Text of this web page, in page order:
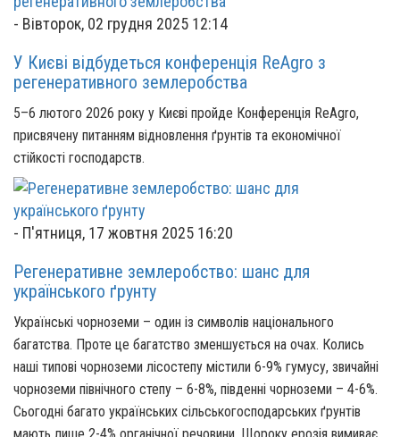
- Вівторок, 02 грудня 2025 12:14
У Києві відбудеться конференція ReAgro з
регенеративного землеробства
5–6 лютого 2026 року у Києві пройде Конференція ReAgro,
присвячену питанням відновлення ґрунтів та економічної
стійкості господарств.
- П'ятниця, 17 жовтня 2025 16:20
Регенеративне землеробство: шанс для
українського ґрунту
Українські чорноземи – один із символів національного
багатства. Проте це багатство зменшується на очах. Колись
наші типові чорноземи лісостепу містили 6-9% гумусу, звичайні
чорноземи північного степу – 6-8%, південні чорноземи – 4-6%.
Сьогодні багато українських сільськогосподарських ґрунтів
мають лише 2-4% органічної речовини. Щороку ерозія вимиває